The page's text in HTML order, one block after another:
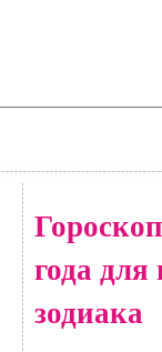
года для
зодиака